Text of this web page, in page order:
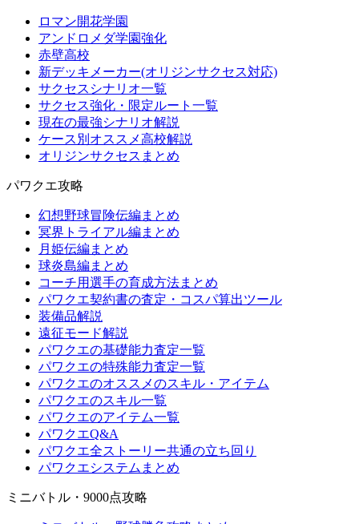
ロマン開花学園
アンドロメダ学園強化
赤壁高校
新デッキメーカー(オリジンサクセス対応)
サクセスシナリオ一覧
サクセス強化・限定ルート一覧
現在の最強シナリオ解説
ケース別オススメ高校解説
オリジンサクセスまとめ
パワクエ攻略
幻想野球冒険伝編まとめ
冥界トライアル編まとめ
月姫伝編まとめ
球炎島編まとめ
コーチ用選手の育成方法まとめ
パワクエ契約書の査定・コスパ算出ツール
装備品解説
遠征モード解説
パワクエの基礎能力査定一覧
パワクエの特殊能力査定一覧
パワクエのオススメのスキル・アイテム
パワクエのスキル一覧
パワクエのアイテム一覧
パワクエQ&A
パワクエ全ストーリー共通の立ち回り
パワクエシステムまとめ
ミニバトル・9000点攻略